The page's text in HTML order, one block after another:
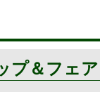
プ＆フェ